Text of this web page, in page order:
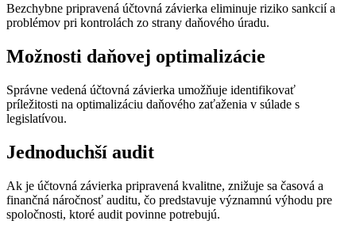
Bezchybne pripravená účtovná závierka eliminuje riziko sankcií a
problémov pri kontrolách zo strany daňového úradu.
Možnosti daňovej optimalizácie
Správne vedená účtovná závierka umožňuje identifikovať
príležitosti na optimalizáciu daňového zaťaženia v súlade s
legislatívou.
Jednoduchší audit
Ak je účtovná závierka pripravená kvalitne, znižuje sa časová a
finančná náročnosť auditu, čo predstavuje významnú výhodu pre
spoločnosti, ktoré audit povinne potrebujú.